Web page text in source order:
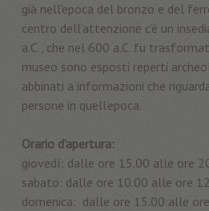
già nell’epoca del bronzo e del
centro dell’attenzione c’è un
a.C., che nel 600 a.C. fu
museo sono esposti reperti
abbinati a informazioni che
persone in quell’epoca.
Orario d’apertura:
giovedí: dalle ore 15.00 alle ore
sabato: dalle ore 10.00 alle ore
domenica: dalle ore 15.00 alle